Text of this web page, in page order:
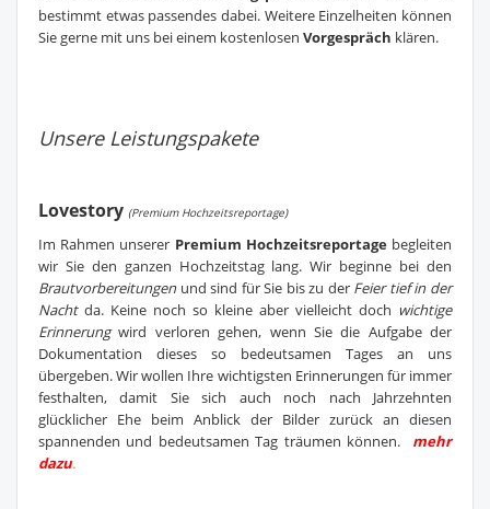
bestimmt etwas passendes dabei. Weitere Einzelheiten können
Sie gerne mit uns bei einem kostenlosen Vorgespräch klären.
Unsere Leistungspakete
Lovestory (Premium Hochzeitsreportage)
Im Rahmen unserer Premium Hochzeitsreportagebegleiten
wir Sie den ganzen Hochzeitstag lang. Wir beginne bei den
Brautvorbereitungenund sind für Sie bis zu der Feier tief in der
Nachtda. Keine noch so kleine aber vielleicht doch wichtige
Erinnerungwird verloren gehen, wenn Sie die Aufgabe der
Dokumentation dieses so bedeutsamen Tages an uns
übergeben. Wir wollen Ihre wichtigsten Erinnerungen für immer
festhalten, damit Sie sich auch noch nach Jahrzehnten
glücklicher Ehe beim Anblick der Bilder zurück an diesen
spannenden und bedeutsamen Tag träumen können. mehr
dazu.